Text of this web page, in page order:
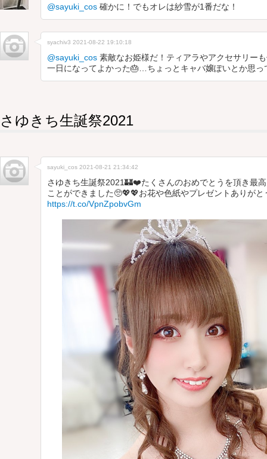
@sayuki_cos 確かに！でもオレは紗雪が1番だな！
syachiv3 2021-08-22 19:10:18
@sayuki_cos 素敵なお姫様だ！ティアラやアクセサリー
一日になってよかった🎂…ちょっとキャバ嬢ぽいとか思っ
さゆきち生誕祭2021
sayuki_cos 2021-08-21 21:34:42
さゆきち生誕祭2021🏰❤️たくさんのおめでとうを頂き最
ことができました🥺💖💖お花や色紙やプレゼントありが
https://t.co/VpnZpobvGm